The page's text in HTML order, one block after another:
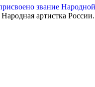
звание
артистка России.